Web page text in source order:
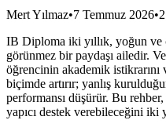
Mert Yılmaz•7 Temmuz 2026•
IB Diploma iki yıllık, yoğun ve
görünmez bir paydaşı ailedir.
öğrencinin akademik istikrarını
biçimde artırır; yanlış
performansı düşürür. Bu
yapıcı destek verebileceğini iki